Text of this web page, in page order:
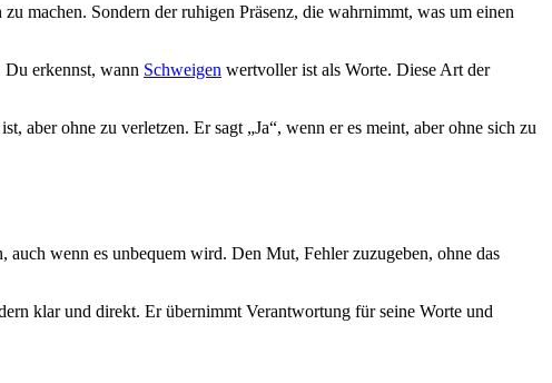
machen. Sondern der ruhigen Präsenz, die wahrnimmt, was um einen
Du erkennst, wann Schweigen wertvoller ist als Worte. Diese Art der
aber ohne zu verletzen. Er sagt „Ja“, wenn er es meint, aber ohne sich zu
wenn es unbequem wird. Den Mut, Fehler zuzugeben, ohne das
klar und direkt. Er übernimmt Verantwortung für seine Worte und